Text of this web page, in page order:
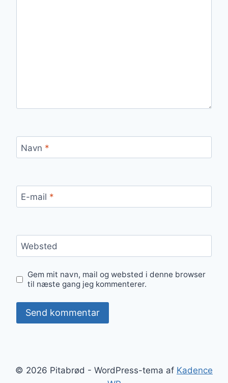
Navn *
E-mail *
Websted
Gem mit navn, mail og websted i denne browser
til næste gang jeg kommenterer.
© 2026 Pitabrød - WordPress-tema af Kadence